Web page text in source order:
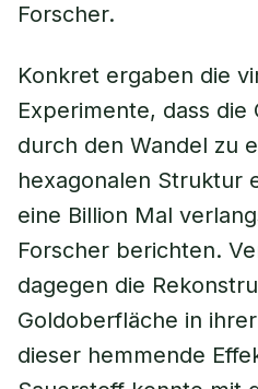
Forscher.
Konkret ergaben die
Experimente, dass die
durch den Wandel zu
hexagonalen Struktur
eine Billion Mal
Forscher berichten.
dagegen die
Goldoberfläche in
dieser hemmende